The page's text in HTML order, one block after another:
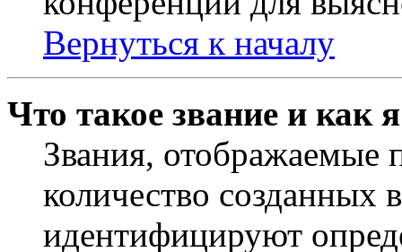
Вернуться к началу
Что такое звание и как
Звания,
количество
идентифицируют